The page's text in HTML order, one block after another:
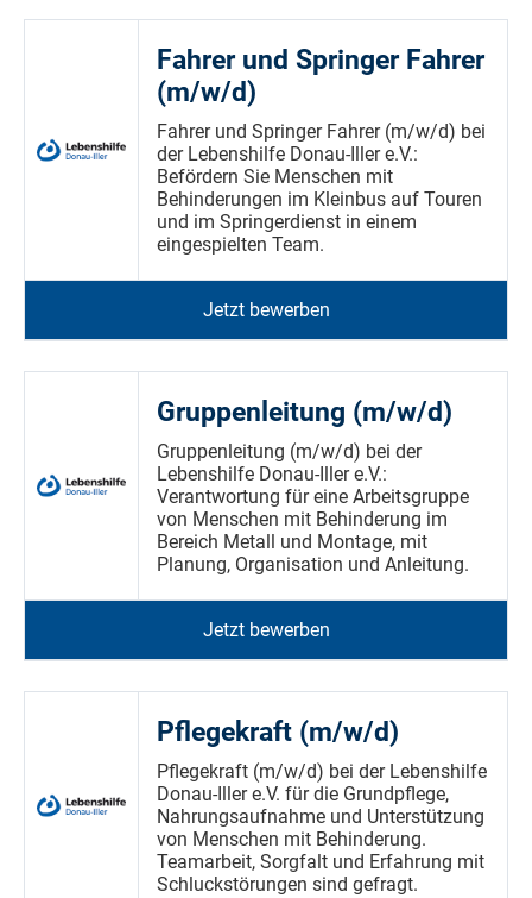
Fahrer und Springer Fahrer
(m/w/d)
Fahrer und Springer Fahrer (m/w/d) bei
der Lebenshilfe Donau-Iller e.V.:
Befördern Sie Menschen mit
Behinderungen im Kleinbus auf Touren
und im Springerdienst in einem
eingespielten Team.
Jetzt bewerben
Gruppenleitung (m/w/d)
Gruppenleitung (m/w/d) bei der
Lebenshilfe Donau-Iller e.V.:
Verantwortung für eine Arbeitsgruppe
von Menschen mit Behinderung im
Bereich Metall und Montage, mit
Planung, Organisation und Anleitung.
Jetzt bewerben
Pflegekraft (m/w/d)
Pflegekraft (m/w/d) bei der Lebenshilfe
Donau-Iller e.V. für die Grundpflege,
Nahrungsaufnahme und Unterstützung
von Menschen mit Behinderung.
Teamarbeit, Sorgfalt und Erfahrung mit
Schluckstörungen sind gefragt.